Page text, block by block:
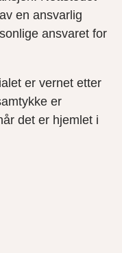
en ansvarlig
ansvaret for
er vernet etter
er
det er hjemlet i